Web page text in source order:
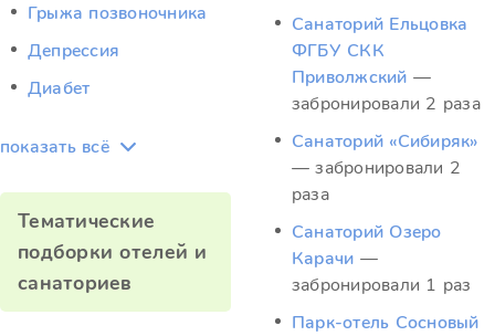
Грыжа позвоночника
Депрессия
Диабет
показать всё
Тематические
подборки отелей и
санаториев
Санаторий Ельцовка
ФГБУ СКК
Приволжский —
забронировали 2 раза
Санаторий «Сибиряк»
— забронировали 2
раза
Санаторий Озеро
Карачи —
забронировали 1 раз
Парк-отель Сосновый